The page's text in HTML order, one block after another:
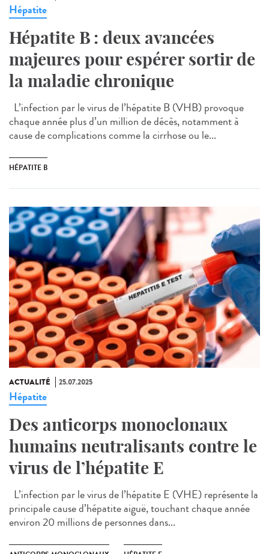
Hépatite
Hépatite B : deux avancées
majeures pour espérer sortir de
la maladie chronique
L’infection par le virus de l’hépatite B (VHB) provoque
chaque année plus d’un million de décès, notamment à
cause de complications comme la cirrhose ou le...
HÉPATITE B
ACTUALITÉ 25.07.2025
Hépatite
Des anticorps monoclonaux
humains neutralisants contre le
virus de l’hépatite E
L’infection par le virus de l’hépatite E (VHE) représente la
principale cause d’hépatite aiguë, touchant chaque année
environ 20 millions de personnes dans...